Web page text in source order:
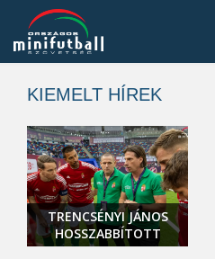
KIEMELT HÍREK
TRENCSÉNYI JÁNOS
HOSSZABBÍTOTT